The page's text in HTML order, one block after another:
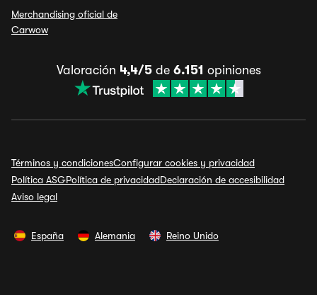
Merchandising oficial de
Carwow
Valoración 4,4/5de 6.151 opiniones
Términos y condicionesConfigurar cookies y privacidad
Política ASGPolítica de privacidadDeclaración de accesibilidad
Aviso legal
España Alemania Reino Unido